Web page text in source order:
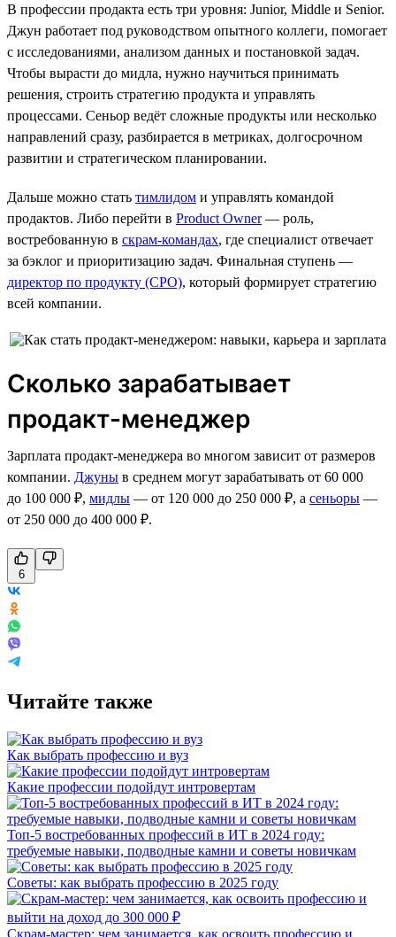
В профессии продакта есть три уровня: Junior, Middle и Senior.
Джун работает под руководством опытного коллеги, помогает
с исследованиями, анализом данных и постановкой задач.
Чтобы вырасти до мидла, нужно научиться принимать
решения, строить стратегию продукта и управлять
процессами. Сеньор ведёт сложные продукты или несколько
направлений сразу, разбирается в метриках, долгосрочном
развитии и стратегическом планировании.
Дальше можно стать тимлидом и управлять командой
продактов. Либо перейти в Product Owner— роль,
востребованную в скрам-командах, где специалист отвечает
за бэклог и приоритизацию задач. Финальная ступень —
директор по продукту (CPO), который формирует стратегию
всей компании.
Сколько зарабатывает
продакт-менеджер
Зарплата продакт-менеджера во многом зависит от размеров
компании. Джуны в среднем могут зарабатывать от 60 000
до 100 000 ₽, мидлы — от 120 000 до 250 000 ₽, а сеньоры —
от 250 000 до 400 000 ₽.
6
Читайте также
Как выбрать профессию и вуз
Какие профессии подойдут интровертам
Топ-5 востребованных профессий в ИТ в 2024 году:
требуемые навыки, подводные камни и советы новичкам
Советы: как выбрать профессию в 2025 году
Скрам-мастер: чем занимается, как освоить профессию и